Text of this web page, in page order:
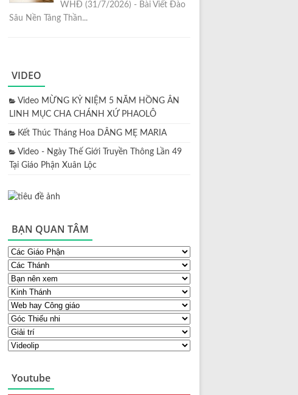
WHĐ (31/7/2026) - Bài Viết Đào
Sâu Nền Tảng Thần...
VIDEO
Video MỪNG KỶ NIỆM 5 NĂM HỒNG ÂN
LINH MỤC CHA CHÁNH XỨ PHAOLÔ
Kết Thúc Tháng Hoa DÂNG MẸ MARIA
Video - Ngày Thế Giới Truyền Thông Lần 49
Tại Giáo Phận Xuân Lộc
BẠN QUAN TÂM
Youtube